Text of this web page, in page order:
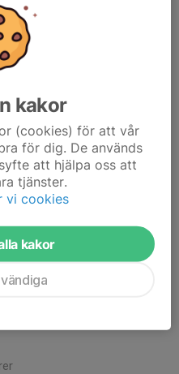
2026
att dra igång med träningar
via knappen här ovan....
kakor
(cookies) för att vår
för dig. De används
att hjälpa oss att
tjänster.
vi cookies
kakor